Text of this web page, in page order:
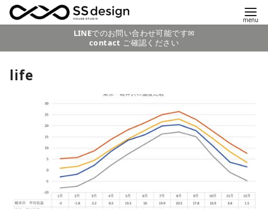
LINEでのお問い合わせ可能です✉
contact ご確認ください
life